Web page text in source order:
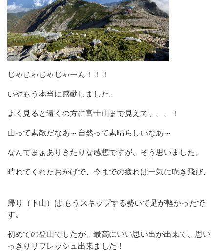
じゃじゃじゃじゃーん！！！
いやもう本当に感動しました。
よく見ると遠くの方に富士山まで見えて、、、！
山って素敵だなあ～自然って素晴らしいなあ～
なんてまぁありきたりな感想ですが、そう思いました。
晴れてくれたおかげで、今までの疲れは一気に吹き飛び、
帰り（下山）は もうスキップする勢いで足が軽かったで
す。
初めての登山でしたが、最高にいい思い出が出来て、思い
っきりリフレッシュ出来ました！